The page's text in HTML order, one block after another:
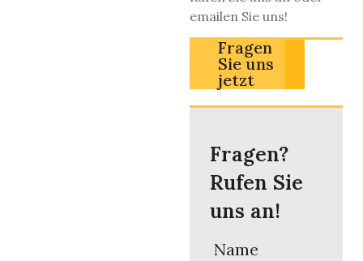
emailen Sie uns!
Fragen
Sie uns
jetzt
Fragen?
Rufen Sie
uns an!
Name